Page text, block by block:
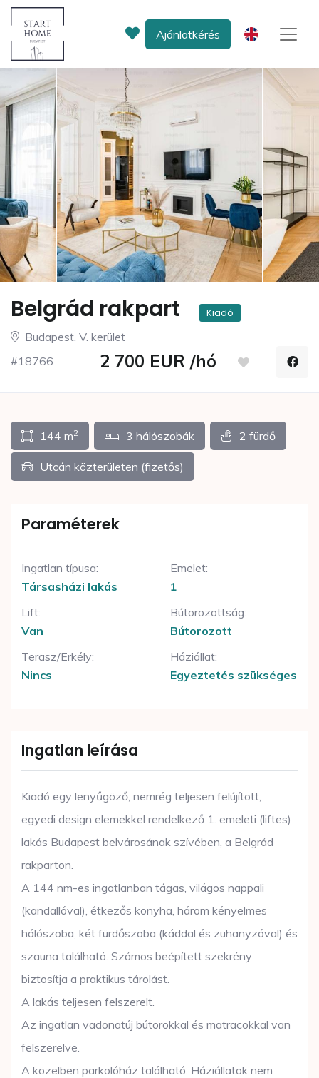
Ajánlatkérés EN
Belgrád rakpart Kiadó
Budapest, V. kerület
#18766
2 700 EUR /hó
144 m2 3 hálószobák 2 fürdő
Utcán közterületen (fizetős)
Paraméterek
Ingatlan típusa:
Társasházi lakás
Emelet:
1
Lift:
Van
Bútorozottság:
Bútorozott
Terasz/Erkély:
Nincs
Háziállat:
Egyeztetés szükséges
Ingatlan leírása
Kiadó egy lenyűgöző, nemrég teljesen felújított,
egyedi design elemekkel rendelkező 1. emeleti (liftes)
lakás Budapest belvárosának szívében, a Belgrád
rakparton.
A 144 nm-es ingatlanban tágas, világos nappali
(kandallóval), étkezős konyha, három kényelmes
hálószoba, két fürdőszoba (káddal és zuhanyzóval) és
szauna található. Számos beépített szekrény
biztosítja a praktikus tárolást.
A lakás teljesen felszerelt.
Az ingatlan vadonatúj bútorokkal és matracokkal van
felszerelve.
A közelben parkolóház található. Háziállatok nem